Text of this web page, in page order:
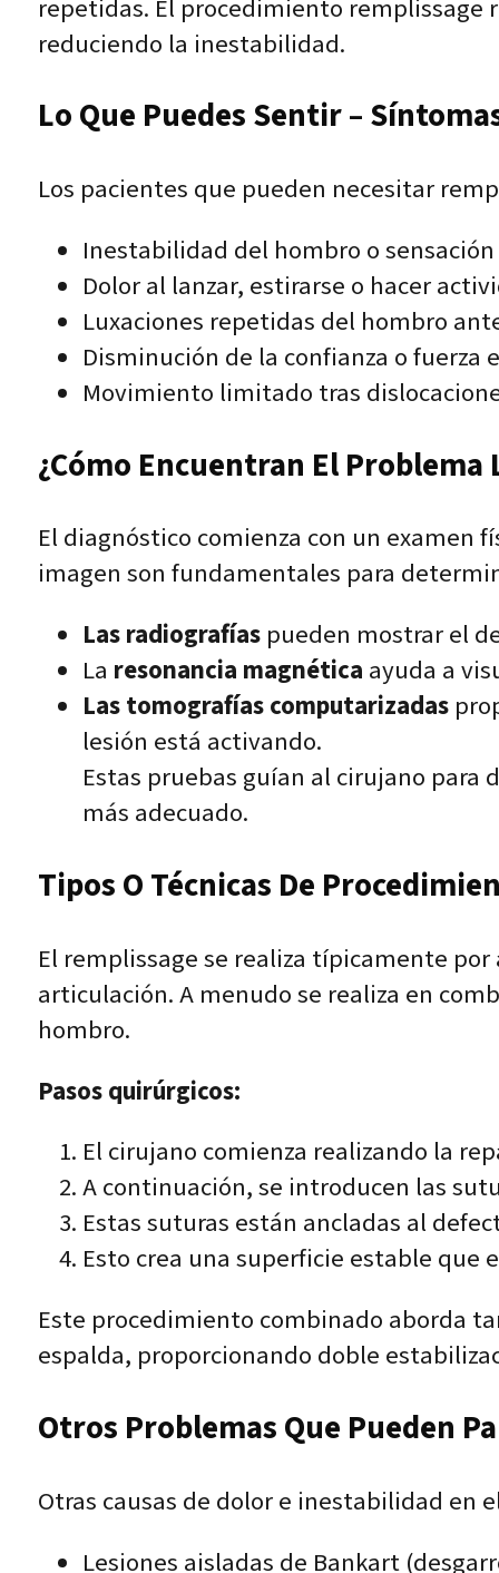
repetidas. El procedimiento
reduciendo la inestabilidad.
Lo Que Puedes Sentir –
Los pacientes que pueden necesitar
Inestabilidad del hombro o
Dolor al lanzar, estirarse o hacer
Luxaciones repetidas del hombro
Disminución de la confianza o fuerza
Movimiento limitado tras
¿Cómo Encuentran El Problema
El diagnóstico comienza con un examen
imagen son fundamentales para
Las radiografíaspueden mostrar el
La resonancia magnética ayuda a
Las tomografías computarizadas
lesión está activando.
Estas pruebas guían al cirujano
más adecuado.
Tipos O Técnicas De
El remplissage se realiza típicamente
articulación. A menudo se realiza en
hombro.
Pasos quirúrgicos:
El cirujano comienza realizando la
A continuación, se introducen las
Estas suturas están ancladas al
Esto crea una superficie estable
Este procedimiento combinado aborda
espalda, proporcionando doble
Otros Problemas Que Pueden
Otras causas de dolor e inestabilidad en
Lesiones aisladas de Bankart